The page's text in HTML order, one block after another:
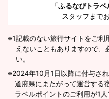
「ふるなびトラベ
スタッフまで
※1記載のない旅行サイトをご利
えないこともありますので、
い。
2024年10月1日以降に付与さ
道府県にまたがって運営する
ラベルポイントのご利用が1